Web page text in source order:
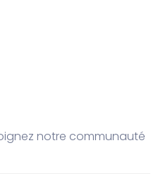
notre communauté